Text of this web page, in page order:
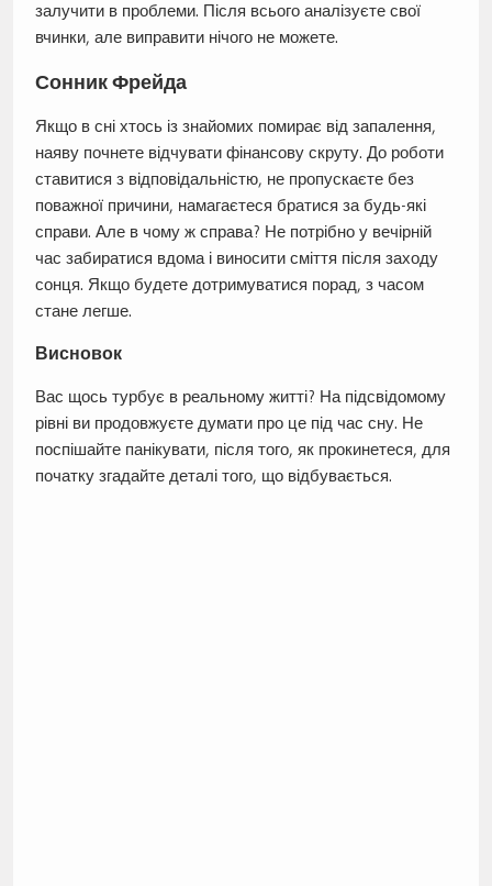
залучити в проблеми. Після всього аналізуєте свої
вчинки, але виправити нічого не можете.
Сонник Фрейда
Якщо в сні хтось із знайомих помирає від запалення,
наяву почнете відчувати фінансову скруту. До роботи
ставитися з відповідальністю, не пропускаєте без
поважної причини, намагаєтеся братися за будь-які
справи. Але в чому ж справа? Не потрібно у вечірній
час забиратися вдома і виносити сміття після заходу
сонця. Якщо будете дотримуватися порад, з часом
стане легше.
Висновок
Вас щось турбує в реальному житті? На підсвідомому
рівні ви продовжуєте думати про це під час сну. Не
поспішайте панікувати, після того, як прокинетеся, для
початку згадайте деталі того, що відбувається.